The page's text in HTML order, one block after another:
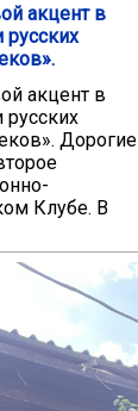
акцент в
русских
акцент в
русских
Дорогие
Клубе. В